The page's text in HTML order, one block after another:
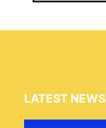
LATEST NEWS